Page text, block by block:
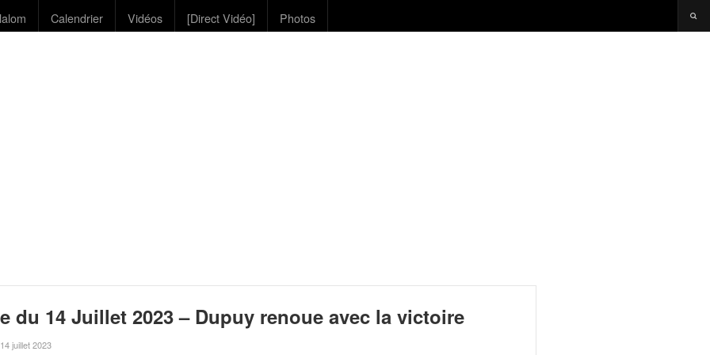
Calendrier Vidéos [Direct Vidéo] Photos
du 14 Juillet 2023 – Dupuy renoue avec la victoire
juillet 2023